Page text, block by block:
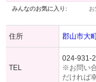
みんなのお気に入り:
住所 郡山市大
TEL
024-931-
※お問い
だければ